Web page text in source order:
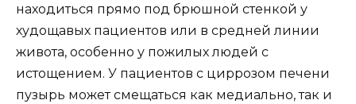
находиться прямо под брюшной стенкой у
худощавых пациентов или в средней линии
живота, особенно у пожилых людей с
истощением. У пациентов с циррозом печени
пузырь может смещаться как медиально, так и